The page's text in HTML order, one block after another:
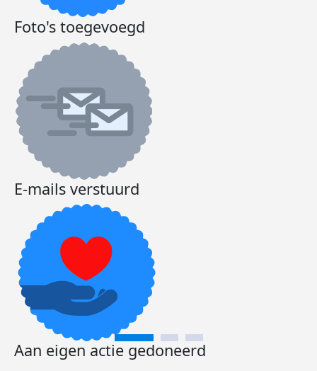
Foto's toegevoegd
E-mails verstuurd
Aan eigen actie gedoneerd